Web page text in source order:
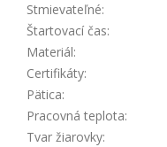
Stmievateľné:
Štartovací čas:
Materiál:
Certifikáty:
Pätica:
Pracovná teplota:
Tvar žiarovky: